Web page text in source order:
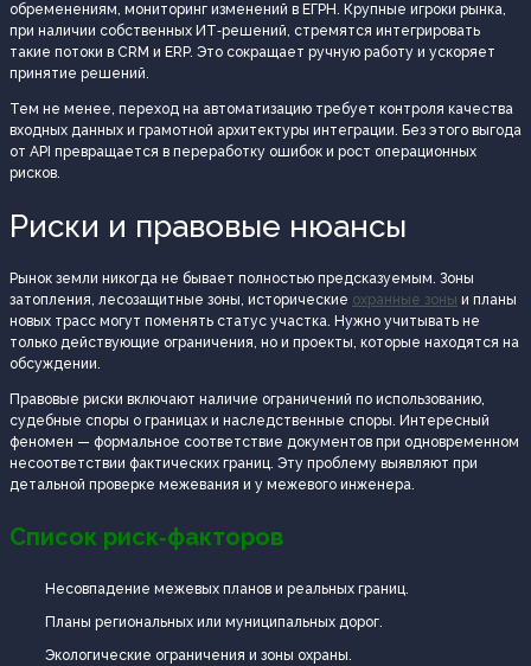
обременениям, мониторинг изменений в ЕГРН. Крупные игроки рынка,
при наличии собственных ИТ‑решений, стремятся интегрировать
такие потоки в CRM и ERP. Это сокращает ручную работу и ускоряет
принятие решений.
Тем не менее, переход на автоматизацию требует контроля качества
входных данных и грамотной архитектуры интеграции. Без этого выгода
от API превращается в переработку ошибок и рост операционных
рисков.
Риски и правовые нюансы
Рынок земли никогда не бывает полностью предсказуемым. Зоны
затопления, лесозащитные зоны, исторические охранные зоны и планы
новых трасс могут поменять статус участка. Нужно учитывать не
только действующие ограничения, но и проекты, которые находятся на
обсуждении.
Правовые риски включают наличие ограничений по использованию,
судебные споры о границах и наследственные споры. Интересный
феномен — формальное соответствие документов при одновременном
несоответствии фактических границ. Эту проблему выявляют при
детальной проверке межевания и у межевого инженера.
Список риск‑факторов
Несовпадение межевых планов и реальных границ.
Планы региональных или муниципальных дорог.
Экологические ограничения и зоны охраны.